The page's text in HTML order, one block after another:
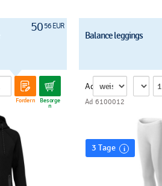
50 56 EUR
Fordern Besorge
n
Balance leggings
Ad
Ad 6100012
3 Tage